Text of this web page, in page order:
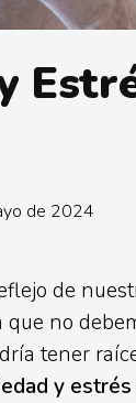
de 2024
de
no
tener
y estrés